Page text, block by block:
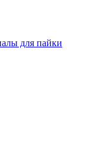
для пайки